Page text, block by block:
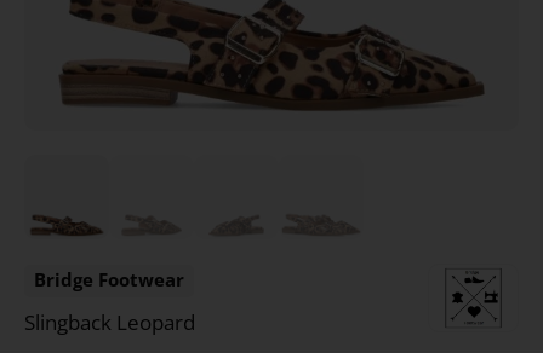
Bridge Footwear
Slingback Leopard